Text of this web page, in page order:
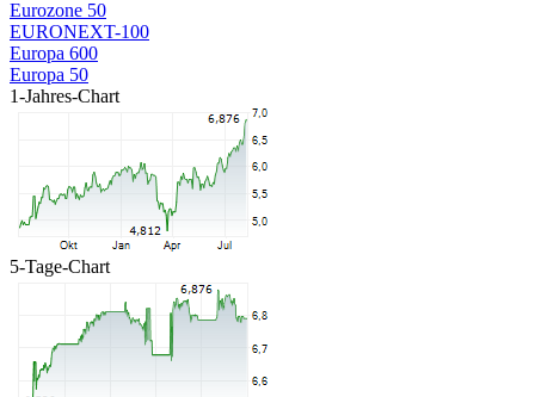
Eurozone 50
EURONEXT-100
Europa 600
Europa 50
1-Jahres-Chart
5-Tage-Chart